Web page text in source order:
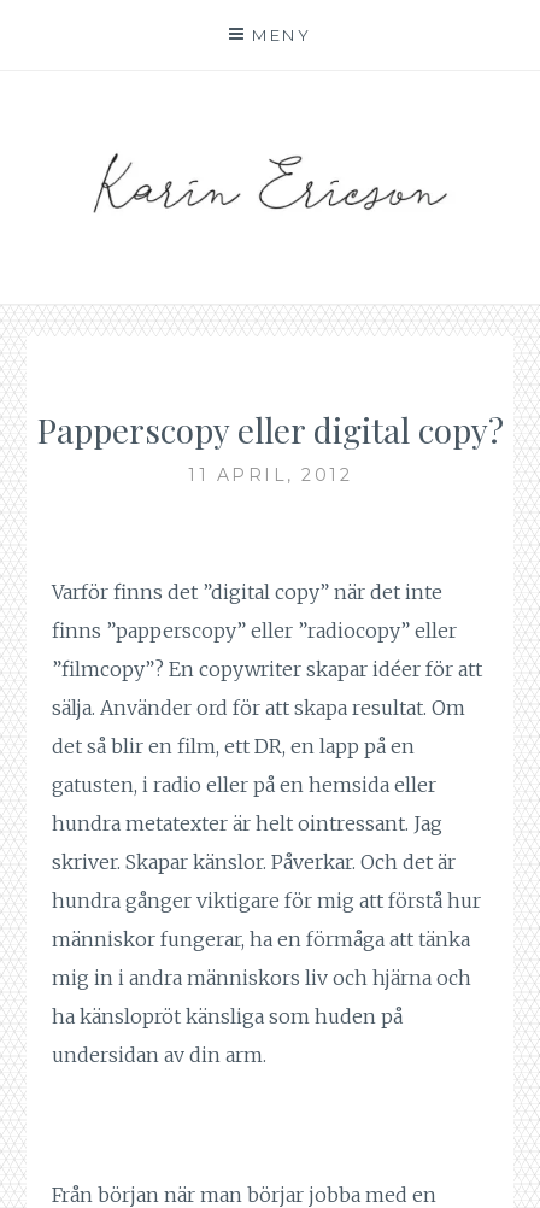
MENY
Papperscopy eller digital copy?
11 APRIL, 2012
Varför finns det ”digital copy” när det inte
finns ”papperscopy” eller ”radiocopy” eller
”filmcopy”? En copywriter skapar idéer för att
sälja. Använder ord för att skapa resultat. Om
det så blir en film, ett DR, en lapp på en
gatusten, i radio eller på en hemsida eller
hundra metatexter är helt ointressant. Jag
skriver. Skapar känslor. Påverkar. Och det är
hundra gånger viktigare för mig att förstå hur
människor fungerar, ha en förmåga att tänka
mig in i andra människors liv och hjärna och
ha känslopröt känsliga som huden på
undersidan av din arm.
Från början när man börjar jobba med en